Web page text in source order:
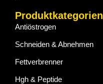
Produktkategorien
Antiöstrogen
Schneiden & Abnehmen
Fettverbrenner
Hgh & Peptide